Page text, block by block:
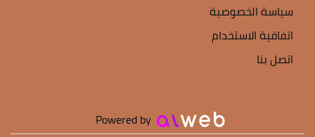
سياسة الخصوصية
اتفاقية الاستخدام
اتصل بنا
Powered by